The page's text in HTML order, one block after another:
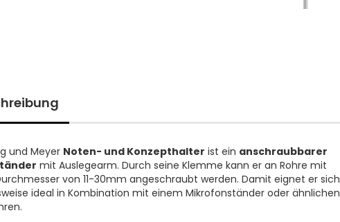
und Meyer Noten- und Konzepthalter ist ein anschraubbarer
mit Auslegearm. Durch seine Klemme kann er an Rohre mit
von 11-30mm angeschraubt werden. Damit eignet er sich
ideal in Kombination mit einem Mikrofonständer oder ähnlichen